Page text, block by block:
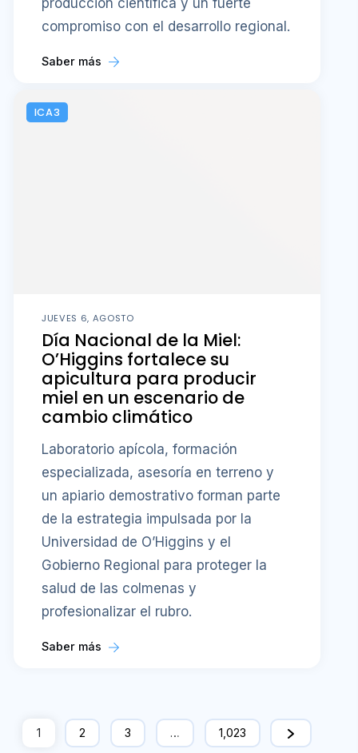
compromiso con el desarrollo regional.
Saber más
ICA3
JUEVES 6, AGOSTO
Día Nacional de la Miel:
O’Higgins fortalece su
apicultura para producir
miel en un escenario de
cambio climático
Laboratorio apícola, formación
especializada, asesoría en terreno y
un apiario demostrativo forman parte
de la estrategia impulsada por la
Universidad de O’Higgins y el
Gobierno Regional para proteger la
salud de las colmenas y
profesionalizar el rubro.
Saber más
1 2 3 … 1,023